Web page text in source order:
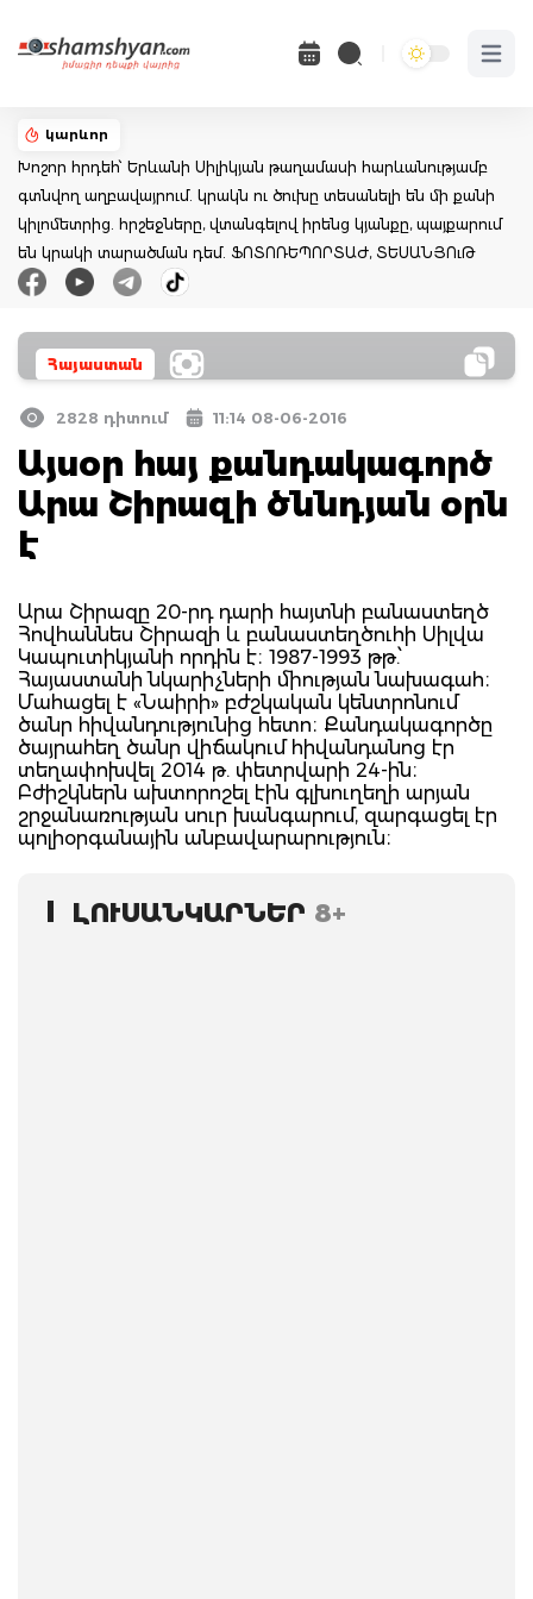
Open
կարևոր
Խոշոր հրդեհ՝ Երևանի Սիլիկյան թաղամասի հարևանությամբ
գտնվող աղբավայրում. կրակն ու ծուխը տեսանելի են մի քանի
կիլոմետրից. հրշեջները, վտանգելով իրենց կյանքը, պայքարում
են կրակի տարածման դեմ. ՖՈՏՈՌԵՊՈՐՏԱԺ, ՏԵՍԱՆՅՈւԹ
Հայաստան
2828 դիտում 11:14 08-06-2016
Այսօր հայ քանդակագործ
Արա Շիրազի ծննդյան օրն
է
Արա Շիրազը 20-րդ դարի հայտնի բանաստեղծ
Հովհաննես Շիրազի և բանաստեղծուհի Սիլվա
Կապուտիկյանի որդին է։ 1987-1993 թթ.՝
Հայաստանի նկարիչների միության նախագահ։
Մահացել է «Նաիրի» բժշկական կենտրոնում
ծանր հիվանդությունից հետո։ Քանդակագործը
ծայրահեղ ծանր վիճակում հիվանդանոց էր
տեղափոխվել 2014 թ. փետրվարի 24-ին։
Բժիշկներն ախտորոշել էին գլխուղեղի արյան
շրջանառության սուր խանգարում, զարգացել էր
պոլիօրգանային անբավարարություն։
ԼՈՒՍԱՆԿԱՐՆԵՐ 8+